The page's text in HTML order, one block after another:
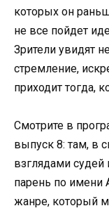
которых он
не все пойдет
Зрители увидят
стремление,
приходит тогда,
Смотрите в
выпуск 8: там, в
взглядами
парень по имени
жанре, который